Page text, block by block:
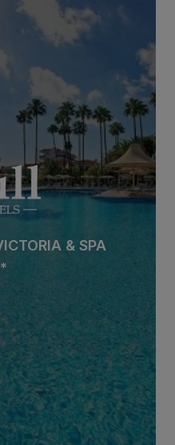
& SPA
& SPA